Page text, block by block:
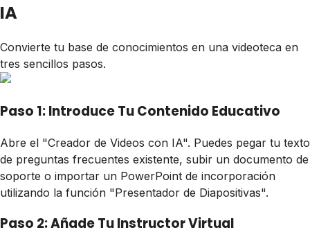
IA
Convierte tu base de conocimientos en una videoteca en
tres sencillos pasos.
Paso 1: Introduce Tu Contenido Educativo
Abre el "Creador de Videos con IA". Puedes pegar tu texto
de preguntas frecuentes existente, subir un documento de
soporte o importar un PowerPoint de incorporación
utilizando la función "Presentador de Diapositivas".
Paso 2: Añade Tu Instructor Virtual